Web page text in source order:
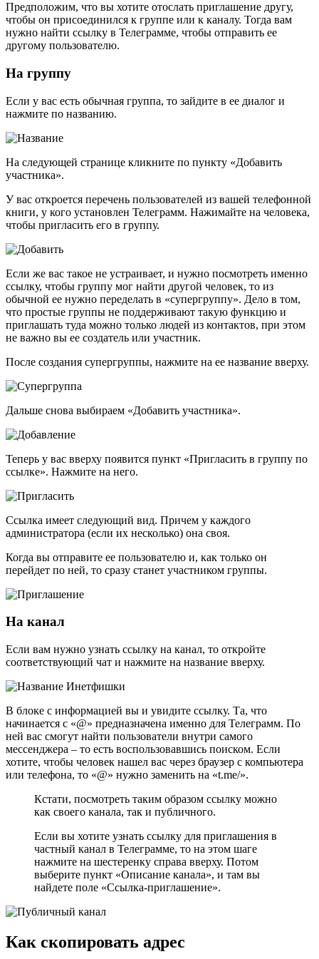
Предположим, что вы хотите отослать приглашение другу,
чтобы он присоединился к группе или к каналу. Тогда вам
нужно найти ссылку в Телеграмме, чтобы отправить ее
другому пользователю.
На группу
Если у вас есть обычная группа, то зайдите в ее диалог и
нажмите по названию.
На следующей странице кликните по пункту «Добавить
участника».
У вас откроется перечень пользователей из вашей телефонной
книги, у кого установлен Телеграмм. Нажимайте на человека,
чтобы пригласить его в группу.
Если же вас такое не устраивает, и нужно посмотреть именно
ссылку, чтобы группу мог найти другой человек, то из
обычной ее нужно переделать в «супергруппу». Дело в том,
что простые группы не поддерживают такую функцию и
приглашать туда можно только людей из контактов, при этом
не важно вы ее создатель или участник.
После создания супергруппы, нажмите на ее название вверху.
Дальше снова выбираем «Добавить участника».
Теперь у вас вверху появится пункт «Пригласить в группу по
ссылке». Нажмите на него.
Ссылка имеет следующий вид. Причем у каждого
администратора (если их несколько) она своя.
Когда вы отправите ее пользователю и, как только он
перейдет по ней, то сразу станет участником группы.
На канал
Если вам нужно узнать ссылку на канал, то откройте
соответствующий чат и нажмите на название вверху.
В блоке с информацией вы и увидите ссылку. Та, что
начинается с «@» предназначена именно для Телеграмм. По
ней вас смогут найти пользователи внутри самого
мессенджера – то есть воспользовавшись поиском. Если
хотите, чтобы человек нашел вас через браузер с компьютера
или телефона, то «@» нужно заменить на «t.me/».
Кстати, посмотреть таким образом ссылку можно
как своего канала, так и публичного.
Если вы хотите узнать ссылку для приглашения в
частный канал в Телеграмме, то на этом шаге
нажмите на шестеренку справа вверху. Потом
выберите пункт «Описание канала», и там вы
найдете поле «Ссылка-приглашение».
Как скопировать адрес